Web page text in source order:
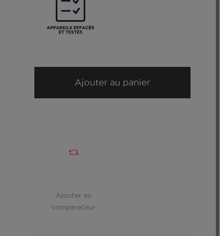
Ajouter au panier
Ajouter au
comparateur